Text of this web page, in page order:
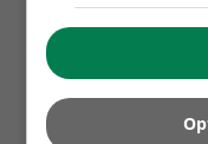
Ideen für